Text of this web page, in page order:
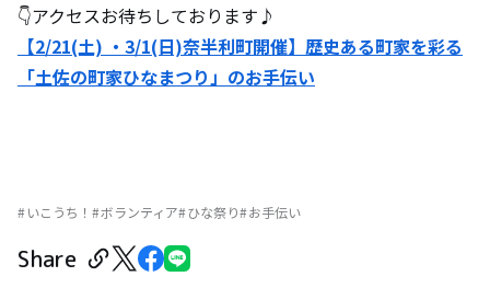
👇アクセスお待ちしております♪
【2/21(土) ・3/1(日)奈半利町開催】歴史ある町家を彩る
「土佐の町家ひなまつり」のお手伝い
いこうち！ ボランティア ひな祭り お手伝い
Share